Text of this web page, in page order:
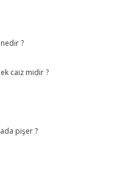
?
caiz midir ?
pişer ?